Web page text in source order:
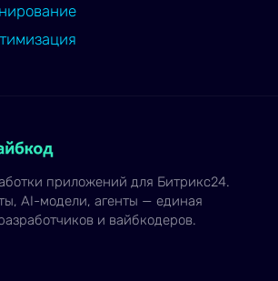
приложений для Битрикс24.
AI-модели, агенты — единая
и вайбкодеров.